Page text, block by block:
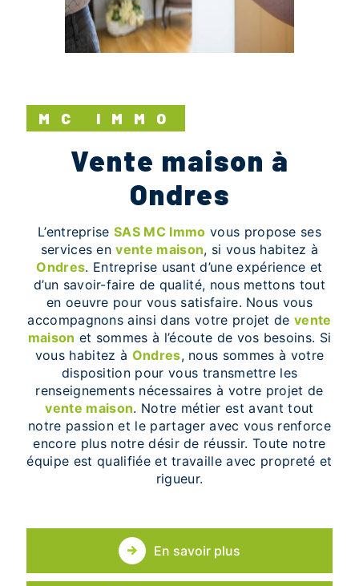
MC IMMO
vente maison à
Ondres
L’entrepriseSAS MC Immo vous propose ses
services envente maison, si vous habitez à
Ondres. Entreprise usant d’une expérience et
d’un savoir-faire de qualité, nous mettons tout
en oeuvre pour vous satisfaire. Nous vous
accompagnons ainsi dans votre projet devente
maison et sommes à l’écoute de vos besoins. Si
vous habitez à Ondres, nous sommes à votre
disposition pour vous transmettre les
renseignements nécessaires à votre projet de
vente maison. Notre métier est avant tout
notre passion et le partager avec vous renforce
encore plus notre désir de réussir. Toute notre
équipe est qualifiée et travaille avec propreté et
rigueur.
En savoir plus